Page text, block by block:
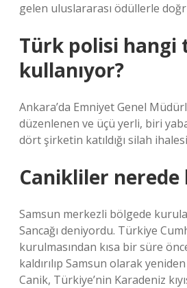
gelen uluslararası ödüllerle
Türk polisi hangi
kullanıyor?
Ankara’da Emniyet Genel
düzenlenen ve üçü yerli, biri
dört şirketin katıldığı silah
Canikliler nerede
Samsun merkezli bölgede
Sancağı deniyordu. Türkiye
kurulmasından kısa bir süre
kaldırılıp Samsun olarak
Canik, Türkiye’nin Karadeniz